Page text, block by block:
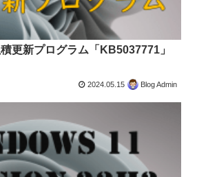
更新プログラム「KB5037771」
2024.05.15 Blog Admin